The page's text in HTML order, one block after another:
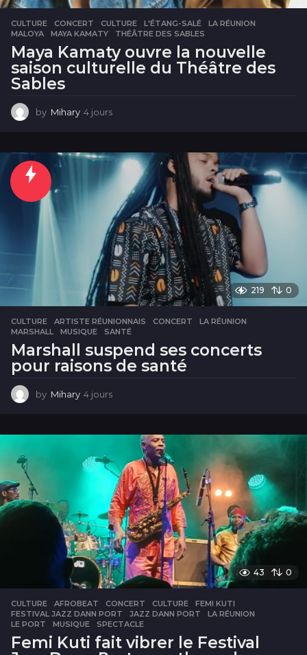
CULTURE CONCERT ,CULTURE ,L'ÉTANG-SALÉ ,LA RÉUNION
MALOYA
,MAYA KAMATY ,THÉÂTRE DES SABLES
Maya Kamaty ouvre la nouvelle
saison culturelle du Théâtre des
Sables
by Mihary 4 jours
u
s
219 0
CULTURE ARTISTE RÉUNIONNAIS ,CONCERT ,LA RÉUNION
MARSHALL
,MUSIQUE ,SANTÉ
Marshall suspend ses concerts
pour raisons de santé
by Mihary 4 jours
u
s
43 0
CULTURE AFROBEAT ,CONCERT ,CULTURE ,FEMI KUTI
FESTIVAL JAZZ DANN PORT
,JAZZ DANN PORT ,LA RÉUNION
LE PORT
,MUSIQUE ,SPECTACLE
Femi Kuti fait vibrer le Festival